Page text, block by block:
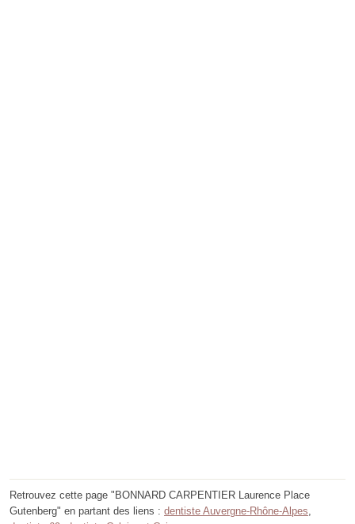
Retrouvez cette page "BONNARD CARPENTIER Laurence Place
Gutenberg" en partant des liens : dentiste Auvergne-Rhône-Alpes,